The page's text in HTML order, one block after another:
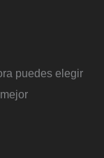
puedes elegir